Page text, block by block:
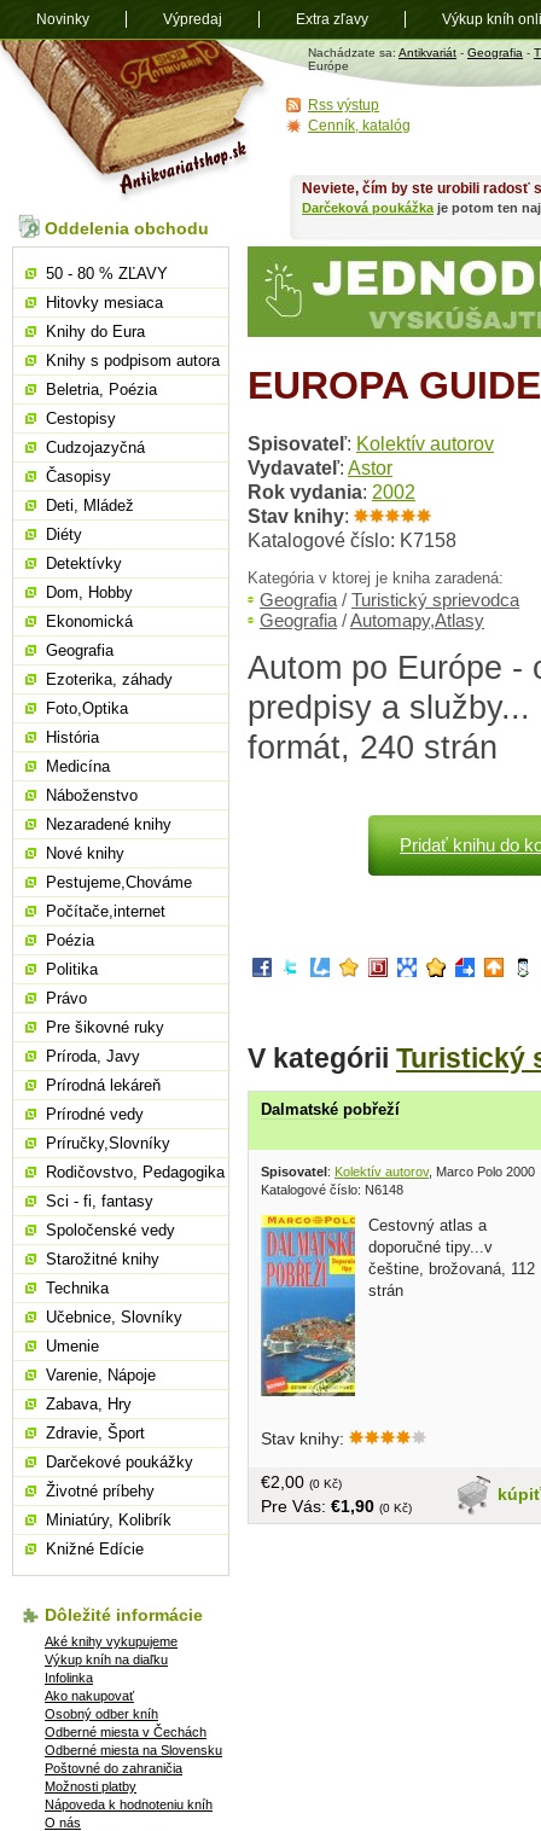
Antikvariát
shop.sk
Nachádzate sa: Antikvariát - Geografia -
Európe
EUROPA
Spisovateľ: Kolektív autorov
Vydavateľ: Astor
Rok vydania: 2002
Stav knihy:
Katalogové číslo: K7158
Kategória v ktorej je kniha zaradená:
Geografia / Turistický sprievodca
Geografia /Automapy,Atlasy
Autom po Európe -
predpisy a
formát, 240 strán
Pridať knihu do
V kategórii Turistický
Dalmatské pobřeží
Spisovatel: Kolektív autorov, Marco Polo 2000
Katalogové číslo: N6148
Cestovný atlas a
doporučné tipy...v
češtine, brožovaná, 112
strán
Stav knihy:
kúpiť
€2,00 (0 Kč)
Pre Vás: €1,90 (0 Kč)
Neviete, čím by ste urobili radosť
Darčeková poukážka je potom ten
Oddelenia obchodu
50 - 80 % ZĽAVY
Hitovky mesiaca
Knihy do Eura
Knihy s podpisom autora
Beletria, Poézia
Cestopisy
Cudzojazyčná
Časopisy
Deti, Mládež
Diéty
Detektívky
Dom, Hobby
Ekonomická
Geografia
Ezoterika, záhady
Foto,Optika
História
Medicína
Náboženstvo
Nezaradené knihy
Nové knihy
Pestujeme,Chováme
Počítače,internet
Poézia
Politika
Právo
Pre šikovné ruky
Príroda, Javy
Prírodná lekáreň
Prírodné vedy
Príručky,Slovníky
Rodičovstvo, Pedagogika
Sci - fi, fantasy
Spoločenské vedy
Starožitné knihy
Technika
Učebnice, Slovníky
Umenie
Varenie, Nápoje
Zabava, Hry
Zdravie, Šport
Darčekové poukážky
Životné príbehy
Miniatúry, Kolibrík
Knižné Edície
Dôležité informácie
Aké knihy vykupujeme
Výkup kníh na diaľku
Infolinka
Ako nakupovať
Osobný odber kníh
Odberné miesta v Čechách
Odberné miesta na Slovensku
Poštovné do zahraničia
Možnosti platby
Nápoveda k hodnoteniu kníh
O nás
Rss výstup
Cenník, katalóg
Novinky Výpredaj Extra zľavy Výkup kníh